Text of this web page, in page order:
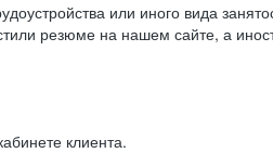
или иного вида
резюме на нашем сайте, а
клиента.